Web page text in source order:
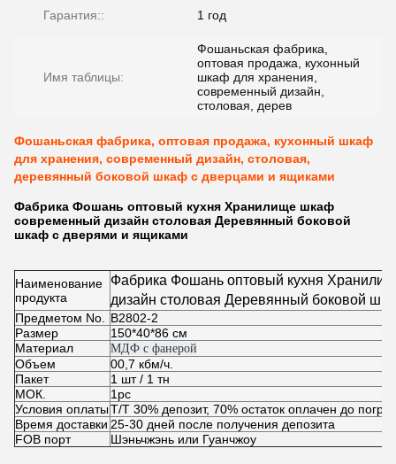
Гарантия:: 1 год
Имя таблицы:
Фошаньская фабрика,
оптовая продажа, кухонный
шкаф для хранения,
современный дизайн,
столовая, дерев
Фошаньская фабрика, оптовая продажа, кухонный шкаф
для хранения, современный дизайн, столовая,
деревянный боковой шкаф с дверцами и ящиками
Фабрика Фошань оптовый кухня Хранилище шкаф
современный дизайн столовая Деревянный боковой
шкаф с дверями и ящиками
Наименование
продукта
Фабрика Фошань оптовый кухня
дизайн столовая Деревянный боковой
Предметом No.
В2802-2
Размер
150*40*86 см
Материал
МДФ с фанерой
Объем
00,7 кбм/ч.
Пакет
1 шт / 1 тн
МОК.
1pc
Условия оплатыТ/Т 30% депозит, 70% остаток оплачен до
Время доставки 25-30 дней после получения депозита
FOB порт
Шэньчжэнь или Гуанчжоу